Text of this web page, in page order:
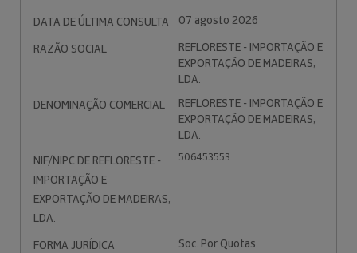
DATA DE ÚLTIMA CONSULTA
07 agosto 2026
RAZÃO SOCIAL
REFLORESTE - IMPORTAÇÃO E
EXPORTAÇÃO DE MADEIRAS,
LDA.
DENOMINAÇÃO COMERCIAL
REFLORESTE - IMPORTAÇÃO E
EXPORTAÇÃO DE MADEIRAS,
LDA.
NIF/NIPC DE REFLORESTE -
IMPORTAÇÃO E
EXPORTAÇÃO DE MADEIRAS,
LDA.
506453553
FORMA JURÍDICA
Soc. Por Quotas